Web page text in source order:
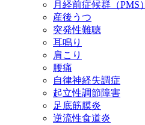
月経前症候群（PMS）
産後うつ
突発性難聴
耳鳴り
肩こり
腰痛
自律神経失調症
起立性調節障害
足底筋膜炎
逆流性食道炎